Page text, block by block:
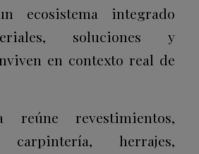
ecosistema integrado
soluciones y
en contexto real de
reúne revestimientos,
carpintería, herrajes,